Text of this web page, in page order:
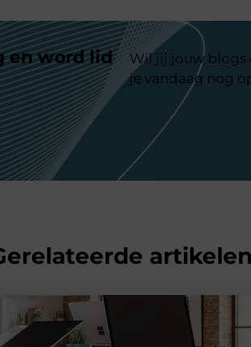
en word lid
Wil jij jouw blogs
je vandaag nog
artikelen